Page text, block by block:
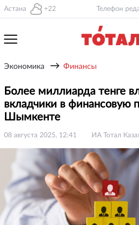
Астана +22 Телефон
Экономика → Финансы
Более миллиарда тенге
вкладчики в финансовую
Шымкенте
08 августа 2025, 12:41 ИА Тотал